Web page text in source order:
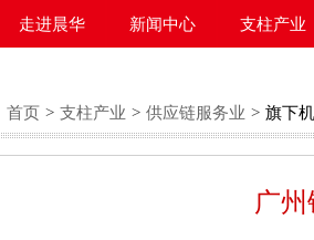
走进晨华 新闻中心 支柱产业
首页 > 支柱产业 > 供应链服务业 > 旗下
广